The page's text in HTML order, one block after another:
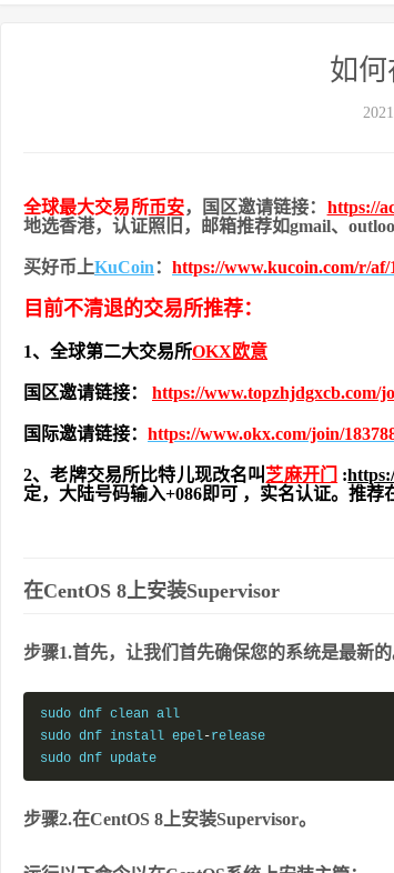
如何
全球最大交易所币安，国区邀请链接： https://
地选香港，认证照旧， 邮箱推荐如gmail、
买好币上KuCoin ： https://www.kucoin.com/r/af/
目前不清退的交易所推荐：
1、全球第二大交易所OKX欧意
国区邀请链接： https://www.topzhjdgxcb.com/
国际邀请链接： https://www.okx.com/join/
2、老牌交易所比特儿现改名叫 芝麻开门 :
定，大陆号码输入+086即可 ，实名认证。推
在CentOS 8上安装Supervisor
步骤1.首先，让我们首先确保您的系统是最新的
sudo dnf clean all
sudo dnf install epel-release
sudo dnf update
步骤2.在CentOS 8上安装Supervisor。